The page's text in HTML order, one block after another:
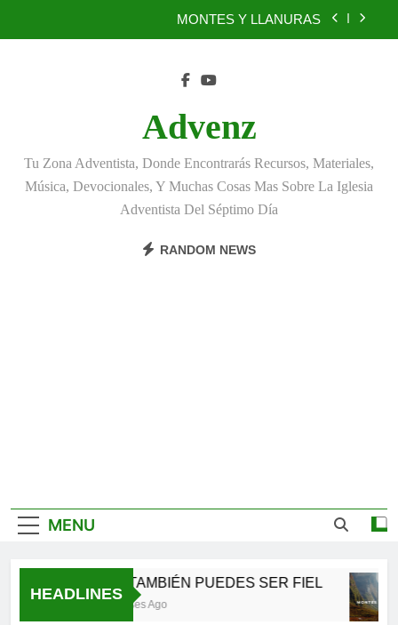
MONTES Y LLANURAS
TÚ TAMBIÉN PUEDES SER FIEL
MONTES Y LLANURAS
BENEFICIOS DEL PERDÓN
EL REINO DE LOS CIELOS
Advenz
Tu Zona Adventista, Donde Encontrarás Recursos, Materiales,
Música, Devocionales, Y Muchas Cosas Mas Sobre La Iglesia
Adventista Del Séptimo Día
RANDOM NEWS
MENU
HEADLINES
TÚ TAMBIÉN PUEDES SER FIEL
2 Meses Ago